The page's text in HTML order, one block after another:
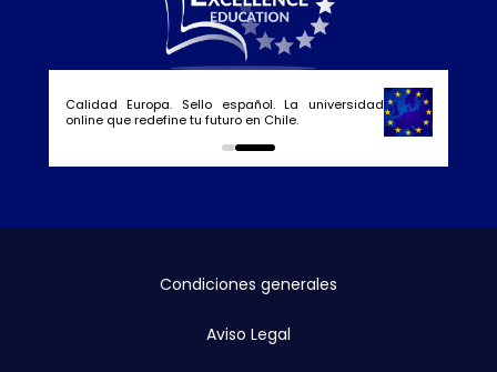
Calidad Europa. Sello español. La universidad
online que redefine tu futuro en Chile.
0 1
Condiciones generales
Aviso Legal